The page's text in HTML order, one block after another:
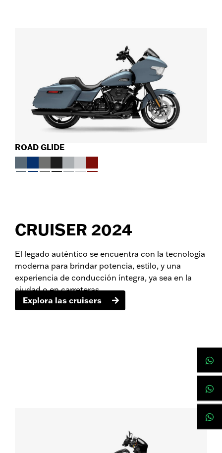
ROAD GLIDE
CRUISER 2024
El legado auténtico se encuentra con la tecnología
moderna para brindar potencia, estilo, y una
experiencia de conducción íntegra, ya sea en la
ciudad o en carreteras.
Explora las cruisers